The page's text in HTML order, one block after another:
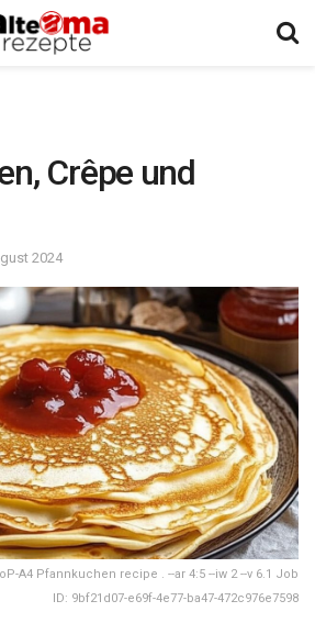
Crêpe und
2024
A4 Pfannkuchen recipe . --ar 4:5 --iw 2 --v 6.1 Job
ID: 9bf21d07-e69f-4e77-ba47-472c976e7598